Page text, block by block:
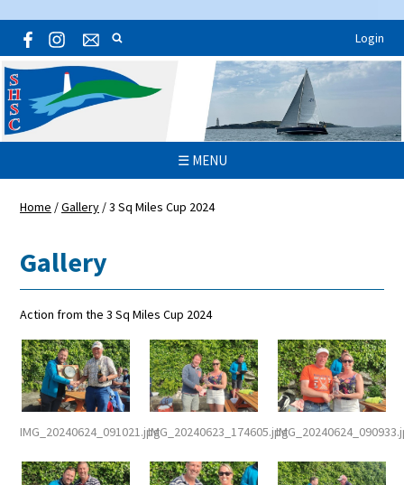
Login
☰ MENU
Home /Gallery /3 Sq Miles Cup 2024
Gallery
Action from the 3 Sq Miles Cup 2024
IMG_20240624_091021.jpgIMG_20240623_174605.jpg